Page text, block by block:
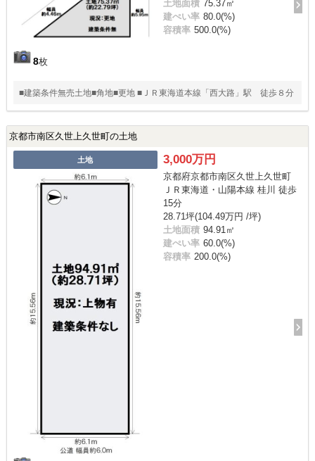
8枚
土地面積 75.37㎡
建ぺい率 80.0(%)
容積率 500.0(%)
■建築条件無売土地■角地■更地 ■ＪＲ東海道本線「西大路」駅 徒歩８分
京都市南区久世上久世町の土地
土地 3,000万円
京都府京都市南区久世上久世町
ＪＲ東海道・山陽本線 桂川 徒歩
15分
28.71坪(104.49万円 /坪)
土地面積 94.91㎡
建ぺい率 60.0(%)
容積率 200.0(%)